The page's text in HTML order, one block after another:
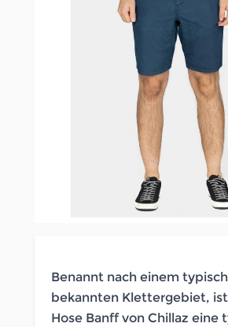
Benannt nach einem
bekannten Klettergebiet,
Hose Banff von Chillaz eine